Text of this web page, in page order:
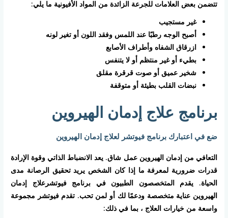
تتضمن بعض العلامات للجرعة الزائدة من المواد الأفيونية ما يلي:
غير مستجيب
أصبح الوجه رطبًا عند اللمس وفقد اللون أو تغير لونه
ازرقاق الشفاه وأطراف الأصابع
بطيء أو غير منتظم أو لا يتنفس
شخير عميق أو صوت قرقرة مقلق
نبضات القلب بطيئة أو متوقفة
برنامج علاج إدمان الهيروين
ضع في اعتبارك برنامج فيوتشر لعلاج إدمان الهيروين
التعافي من إدمان الهيروين عمل شاق. يعد الانضباط الذاتي وقوة الإرادة
قدرات ضرورية لمعرفة ما إذا كان الشخص يريد تحقيق الرصانة مدى
الحياة. يقدم المتخصصون الطبيون في برنامج فيوتشرعلاج إدمان
الهيروين عناية متخصصة ودعمًا لك أو لمن تحب. تقدم فيوتشر مجموعة
واسعة من خيارات العلاج ، بما في ذلك: